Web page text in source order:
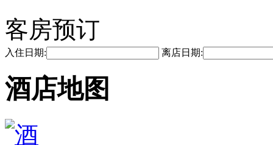
客房预订
入住日期: 离店日期:
酒店地图